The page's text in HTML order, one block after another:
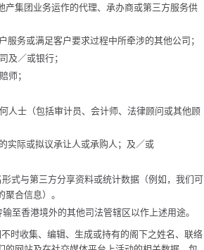
集团业务运作的代理、承办商或第三方服务供
务或满足客户要求过程中所牵涉的其他公司；
及／或银行；
师；
人士（包括审计员、会计师、法律顾问或其他顾
实际或拟议承让人或承购人；及／或
式与第三方分享资料或统计数据（例如，我们可
合信息）。
至香港境外的其他司法管辖区以作上述用途。
时收集、编辑、生成或持有的阁下之姓名、联络